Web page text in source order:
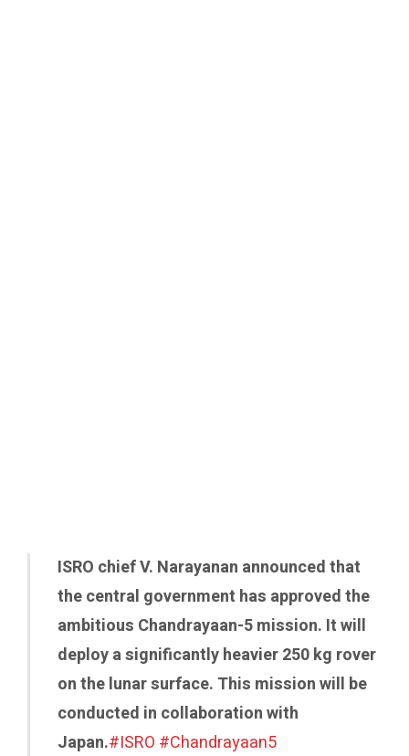
ISRO chief V. Narayanan announced that
the central government has approved the
ambitious Chandrayaan-5 mission. It will
deploy a significantly heavier 250 kg rover
on the lunar surface. This mission will be
conducted in collaboration with
Japan.#ISRO #Chandrayaan5